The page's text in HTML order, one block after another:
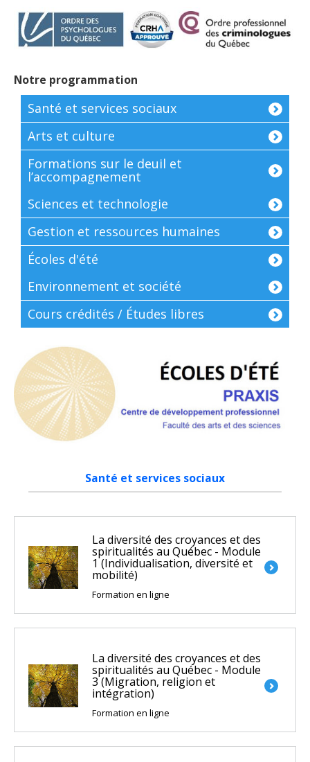
Notre programmation
Santé et services sociaux
Arts et culture
Formations sur le deuil et
l’accompagnement
Sciences et technologie
Gestion et ressources humaines
Écoles d'été
Environnement et société
Cours crédités / Études libres
Santé et services sociaux
La diversité des croyances et des
spiritualités au Québec - Module
1 (Individualisation, diversité et
mobilité)
Formation en ligne
La diversité des croyances et des
spiritualités au Québec - Module
3 (Migration, religion et
intégration)
Formation en ligne